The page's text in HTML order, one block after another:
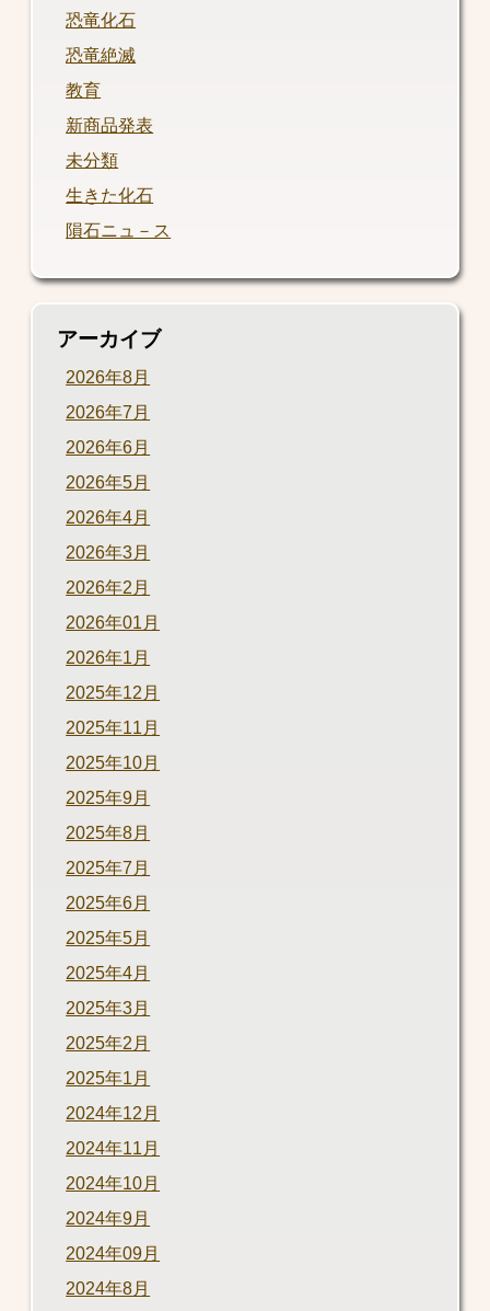
恐竜化石
恐竜絶滅
教育
新商品発表
未分類
生きた化石
隕石ニュ－ス
アーカイブ
2026年8月
2026年7月
2026年6月
2026年5月
2026年4月
2026年3月
2026年2月
2026年01月
2026年1月
2025年12月
2025年11月
2025年10月
2025年9月
2025年8月
2025年7月
2025年6月
2025年5月
2025年4月
2025年3月
2025年2月
2025年1月
2024年12月
2024年11月
2024年10月
2024年9月
2024年09月
2024年8月